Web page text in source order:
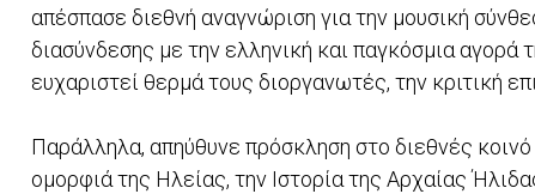
απέσπασε διεθνή αναγνώριση για την μουσική
διασύνδεσης με την ελληνική και παγκόσμια
ευχαριστεί θερμά τους διοργανωτές, την κριτική
Παράλληλα, απηύθυνε πρόσκληση στο διεθνές
ομορφιά της Ηλείας, την Ιστορία της Αρχαίας